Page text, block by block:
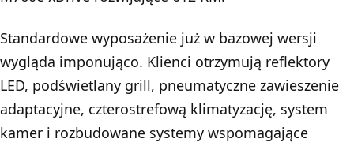
Standardowe wyposażenie już w bazowej wersji
wygląda imponująco. Klienci otrzymują reflektory
LED, podświetlany grill, pneumatyczne zawieszenie
adaptacyjne, czterostrefową klimatyzację, system
kamer i rozbudowane systemy wspomagające